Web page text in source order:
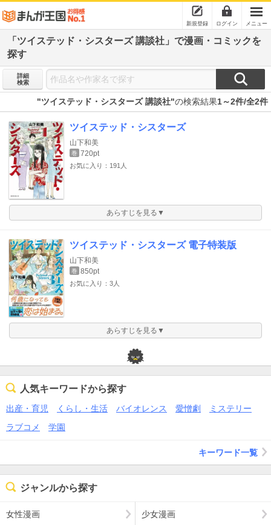
新規登録 ログイン メニュー
「ツイステッド・シスターズ 講談社」で漫画・コミックを
探す
詳細
検索
"ツイステッド・シスターズ 講談社"の検索結果1～2件/全2件
ツイステッド・シスターズ
山下和美
巻 720pt
お気に入り：191人
あらすじを見る▼
ツイステッド・シスターズ 電子特装版
山下和美
巻 850pt
お気に入り：3人
あらすじを見る▼
人気キーワードから探す
出産・育児 くらし・生活 バイオレンス 愛憎劇
ミステリー
ラブコメ
学園
キーワード一覧
ジャンルから探す
女性漫画 少女漫画